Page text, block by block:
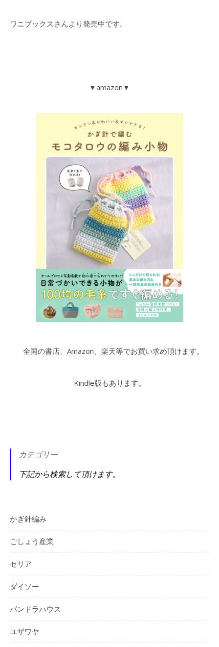
ワニブックスさんより発売中です。
▼amazon▼
全国の書店、Amazon、楽天等でお買い求め頂けます。
Kindle版もあります。
カテゴリー
下記から検索して頂けます。
かぎ針編み
ごしょう産業
セリア
ダイソー
パンドラハウス
ユザワヤ